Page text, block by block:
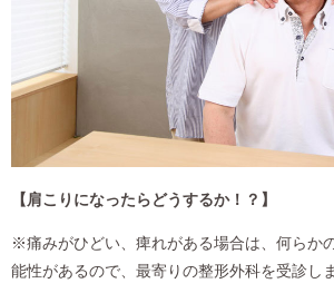
【肩こりになったらどうするか！？】
※痛みがひどい、痺れがある場合は、何らか
能性があるので、最寄りの整形外科を受診し